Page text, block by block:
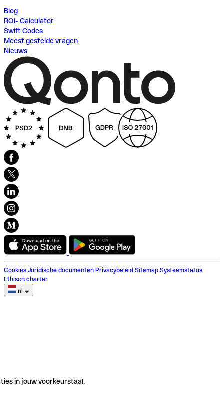
Blog
ROI- Calculator
Swift Codes
Meest gestelde vragen
Nieuws
Cookies Juridische documenten Privacybeleid Sitemap Systeemstatus
Ethisch charter
nl
in jouw voorkeurstaal.